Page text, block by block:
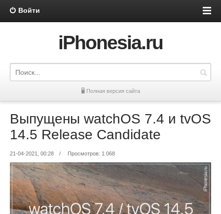
Войти
iPhonesia.ru
🖥 Полная версия сайта
Выпущены watchOS 7.4 и tvOS
14.5 Release Candidate
21-04-2021, 00:28 / Просмотров: 1 068